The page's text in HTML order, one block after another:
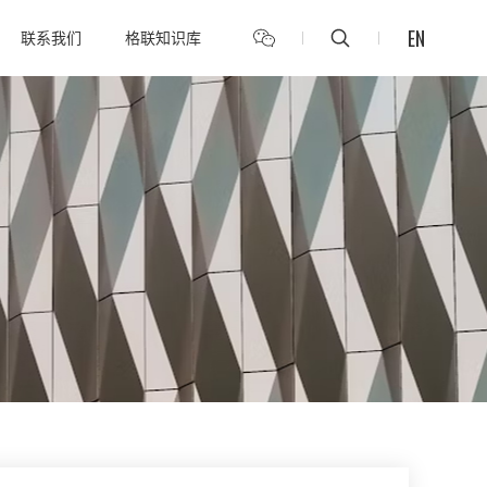
联系我们 格联知识库 EN